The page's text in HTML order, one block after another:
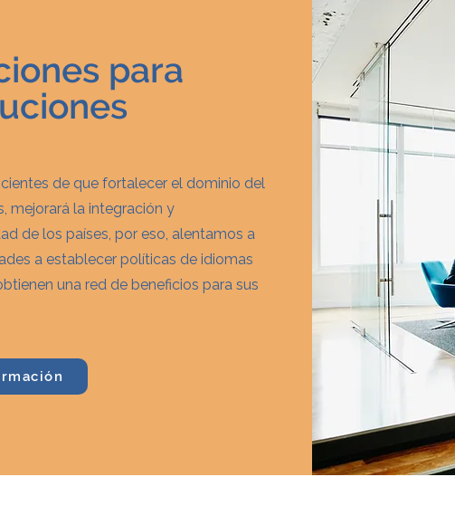
para
de que fortalecer el dominio del
mejorará la integración y
de los países, por eso, alentamos a
a establecer políticas de idiomas
una red de beneficios para sus